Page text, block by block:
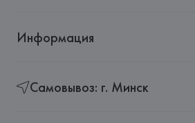
Информация
Самовывоз: г. Минск